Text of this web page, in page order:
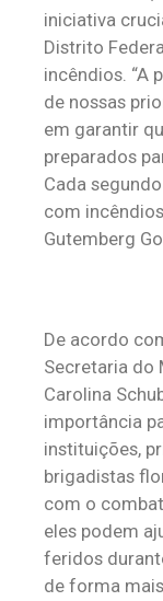
iniciativa
Distrito
incêndios. “A
de nossas
em garantir
preparados
Cada
com
Gutemberg
De acordo
Secretaria do
Carolina
importância
instituições,
brigadistas
com o
eles podem
feridos
de forma